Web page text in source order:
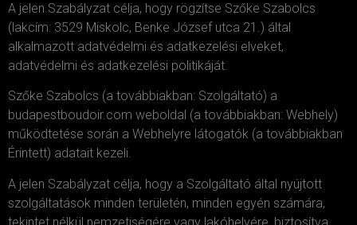
A jelen Szabályzat célja, hogy rögzítse Szőke Szabolcs
(lakcím: 3529 Miskolc, Benke József utca 21.) által
alkalmazott adatvédelmi és adatkezelési elveket,
adatvédelmi és adatkezelési politikáját.
Szőke Szabolcs (a továbbiakban: Szolgáltató) a
budapestboudoir.com weboldal (a továbbiakban: Webhely)
működtetése során a Webhelyre látogatók (a továbbiakban
Érintett) adatait kezeli.
A jelen Szabályzat célja, hogy a Szolgáltató által nyújtott
szolgáltatások minden területén, minden egyén számára,